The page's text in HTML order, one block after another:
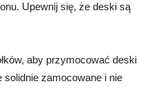
Upewnij się, że deski są
aby przymocować deski
solidnie zamocowane i nie